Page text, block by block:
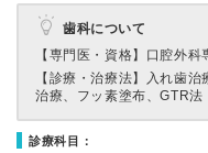
歯科について
【専門医・資格】 口腔外科
【診療・治療法】
入れ歯治
治療、フッ素塗布、GTR法
診療科目：